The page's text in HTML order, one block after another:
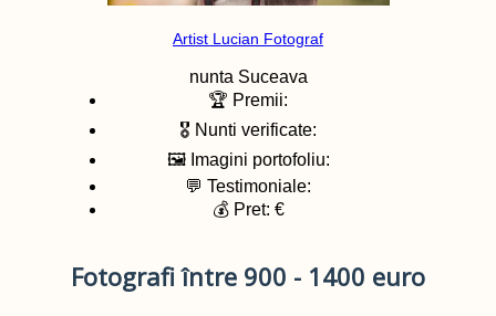
Artist Lucian Fotograf
nunta Suceava
🏆 Premii:
🎖️ Nunti verificate:
🖼️ Imagini portofoliu:
💬 Testimoniale:
💰 Pret: €
Fotografi între 900 - 1400 euro